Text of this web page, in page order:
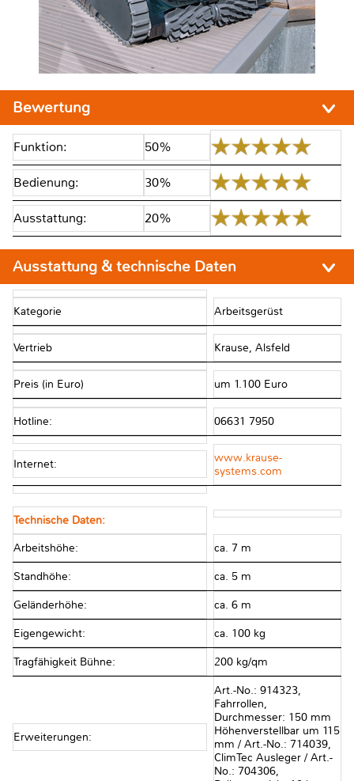
Bewertung
Funktion: 50%
Bedienung: 30%
Ausstattung: 20%
Ausstattung & technische Daten
Kategorie Arbeitsgerüst
Vertrieb Krause, Alsfeld
Preis (in Euro) um 1.100 Euro
Hotline: 06631 7950
Internet:
www.krause-
systems.com
Technische Daten:
Arbeitshöhe: ca. 7 m
Standhöhe: ca. 5 m
Geländerhöhe: ca. 6 m
Eigengewicht: ca. 100 kg
Tragfähigkeit Bühne: 200 kg/qm
Erweiterungen:
Art.-No.: 914323,
Fahrrollen,
Durchmesser: 150 mm
Höhenverstellbar um 115
mm / Art.-No.: 714039,
ClimTec Ausleger / Art.-
No.: 704306,